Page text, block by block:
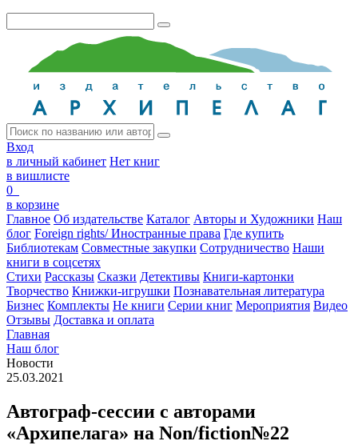
Вход
в личный кабинет Нет книг
в вишлисте
0
в корзине
Главное Об издательстве Каталог Авторы и Художники Наш
блог Foreign rights/ Иностранные права Где купить
Библиотекам Совместные закупки Сотрудничество Наши
книги в соцсетях
Стихи Рассказы Сказки Детективы Книги-картонки
Творчество Книжки-игрушки Познавательная литература
Бизнес Комплекты Не книги Серии книг Мероприятия Видео
Отзывы Доставка и оплата
Главная
Наш блог
Новости
25.03.2021
Автограф-сессии с авторами
«Архипелага» на Non/fiction№22